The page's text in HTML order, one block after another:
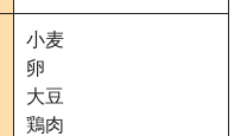
小麦
卵
大豆
鶏肉